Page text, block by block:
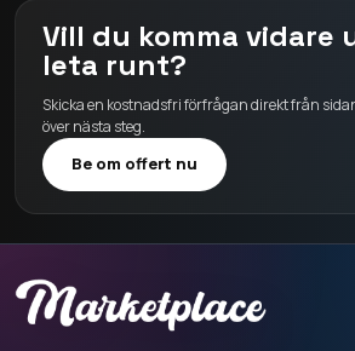
Vill du komma vidare
leta runt?
Skicka en kostnadsfri förfrågan direkt från
över nästa steg.
Be om offert nu